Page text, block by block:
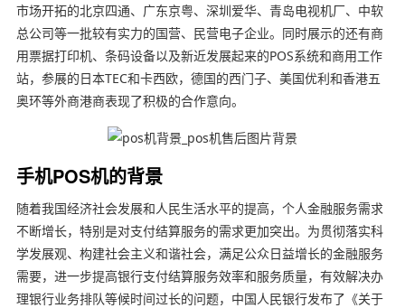
市场开拓的北京四通、广东京粤、深圳爱华、青岛电视机厂、中软
总公司等一批较有实力的国营、民营电子企业。同时展示的还有商
用票据打印机、条码设备以及新近发展起来的POS系统和商用工作
站，参展的日本TEC和卡西欧，德国的西门子、美国优利和香港五
奥环等外商港商表现了积极的合作意向。
手机POS机的背景
随着我国经济社会发展和人民生活水平的提高，个人金融服务需求
不断增长，特别是对支付结算服务的需求更加突出。为贯彻落实科
学发展观、构建社会主义和谐社会，满足公众日益增长的金融服务
需要，进一步提高银行支付结算服务效率和服务质量，有效解决办
理银行业务排队等候时间过长的问题，中国人民银行发布了《关于